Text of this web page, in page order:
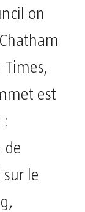
on
Times,
est
de
le